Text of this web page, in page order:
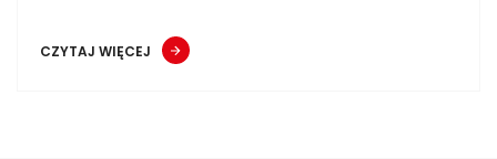
CZYTAJ WIĘCEJ